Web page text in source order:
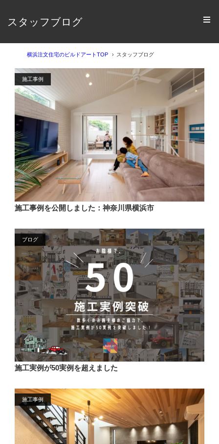
スタッフブログ
横浜注文住宅のビルドアートTOP スタッフブログ
施工事例を公開しました：神奈川県横浜市
施工事例
施工実例が50実例を超えました
ブログ
施工事例